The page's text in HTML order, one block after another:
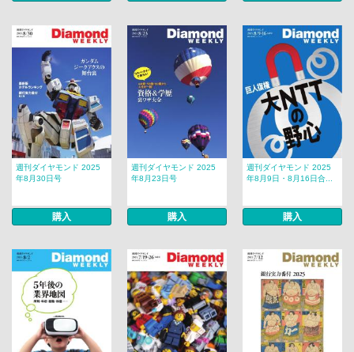
週刊ダイヤモンド 2025
年8月30日号
購入
週刊ダイヤモンド 2025
年8月23日号
購入
週刊ダイヤモンド 2025
年8月9日・8月16日合...
購入